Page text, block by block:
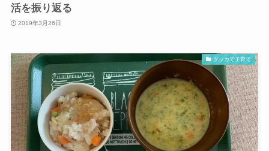
活を振り返る
2019年3月26日
ダッカで子育て